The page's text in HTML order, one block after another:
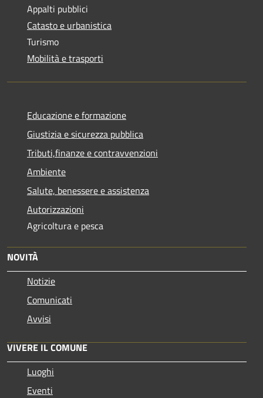
Appalti pubblici
Catasto e urbanistica
Turismo
Mobilità e trasporti
Educazione e formazione
Giustizia e sicurezza pubblica
Tributi,finanze e contravvenzioni
Ambiente
Salute, benessere e assistenza
Autorizzazioni
Agricoltura e pesca
NOVITÀ
Notizie
Comunicati
Avvisi
VIVERE IL COMUNE
Luoghi
Eventi